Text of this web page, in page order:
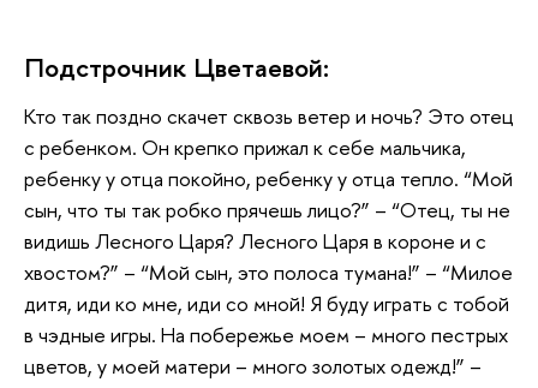
Подстрочник Цветаевой:
Кто так поздно скачет сквозь ветер и ночь? Это отец
с ребенком. Он крепко прижал к себе мальчика,
ребенку у отца покойно, ребенку у отца тепло. “Мой
сын, что ты так робко прячешь лицо?” – “Отец, ты не
видишь Лесного Царя? Лесного Царя в короне и с
хвостом?” – “Мой сын, это полоса тумана!” – “Милое
дитя, иди ко мне, иди со мной! Я буду играть с тобой
в чэдные игры. На побережье моем – много пестрых
цветов, у моей матери – много золотых одежд!” –